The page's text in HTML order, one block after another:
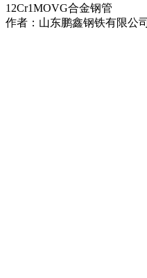
12Cr1MOVG合金钢管
作者：山东鹏鑫钢铁有限公